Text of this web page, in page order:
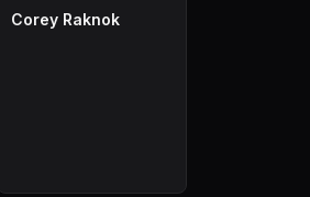
Corey Raknok